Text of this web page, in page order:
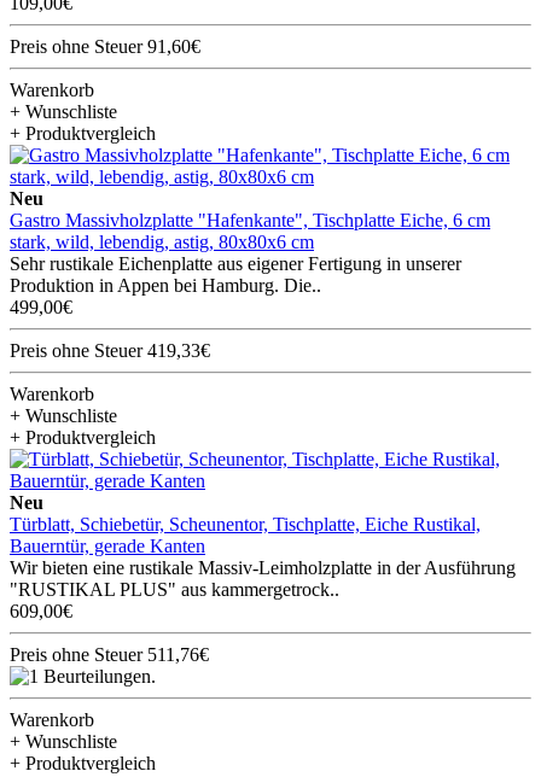
Preis ohne Steuer 91,60€
Warenkorb
+ Wunschliste
+ Produktvergleich
Neu
Gastro Massivholzplatte "Hafenkante", Tischplatte Eiche, 6 cm
stark, wild, lebendig, astig, 80x80x6 cm
Sehr rustikale Eichenplatte aus eigener Fertigung in unserer
Produktion in Appen bei Hamburg. Die..
499,00€
Preis ohne Steuer 419,33€
Warenkorb
+ Wunschliste
+ Produktvergleich
Neu
Türblatt, Schiebetür, Scheunentor, Tischplatte, Eiche Rustikal,
Bauerntür, gerade Kanten
Wir bieten eine rustikale Massiv-Leimholzplatte in der Ausführung
"RUSTIKAL PLUS" aus kammergetrock..
609,00€
Preis ohne Steuer 511,76€
Warenkorb
+ Wunschliste
+ Produktvergleich